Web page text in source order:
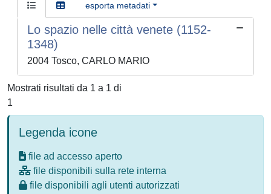
esporta metadati
Lo spazio nelle città venete (1152-
1348)
2004 Tosco, CARLO MARIO
Mostrati risultati da 1 a 1 di
1
Legenda icone
file ad accesso aperto
file disponibili sulla rete interna
file disponibili agli utenti autorizzati